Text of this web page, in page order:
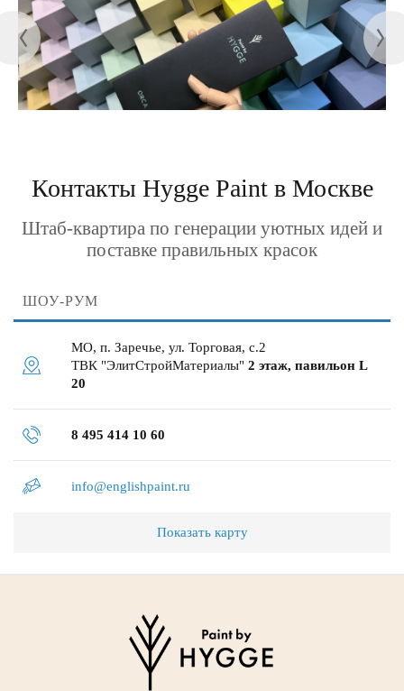
Контакты Hygge Paint в Москве
Штаб-квартира по генерации уютных идей и
поставке правильных красок
ШОУ-РУМ
МО, п. Заречье, ул. Торговая, с.2
ТВК "ЭлитСтройМатериалы" 2 этаж, павильон L
20
8 495 414 10 60
info@englishpaint.ru
Показать карту